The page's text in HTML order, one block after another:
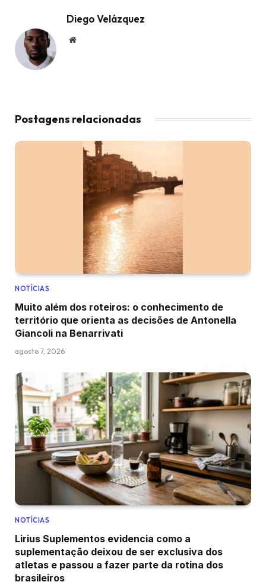
Diego Velázquez
Website
Postagens relacionadas
NOTÍCIAS
Muito além dos roteiros: o conhecimento de
território que orienta as decisões de Antonella
Giancoli na Benarrivati
agosto 7, 2026
NOTÍCIAS
Lirius Suplementos evidencia como a
suplementação deixou de ser exclusiva dos
atletas e passou a fazer parte da rotina dos
brasileiros